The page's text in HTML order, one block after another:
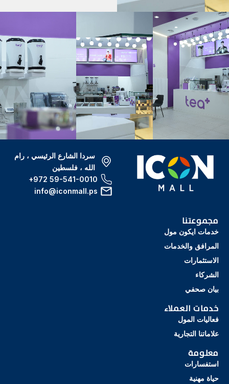
سردا الشارع الرئيسي ، رام
الله ، فلسطين
+972 59-541-0010
info@iconmall.ps
مجموعتنا
خدمات ايكون مول
المرافق والخدمات
الاستثمارات
الشركاء
بيان صحفي
خدمات العملاء
فعاليات المول
علاماتنا التجارية
معلومة
استفسارات
حياة مهنية